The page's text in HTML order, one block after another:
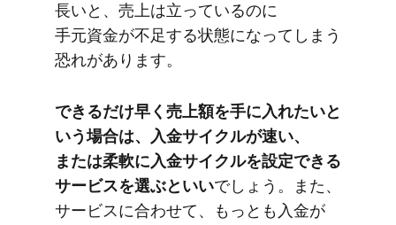
長いと、​売上は​立っているのに​
手元資金が​不足する​状態に​なってしまう​
恐れが​あります。
できるだけ早く​売上額を​手に​入れたいと​
いう​場合は、​入金サイクルが​速い、​
または​柔軟に​入金サイクルを​設定できる​
サービスを​選ぶと​いいでしょう。​また、​
サービスに​合わせて、​もっとも​入金が​